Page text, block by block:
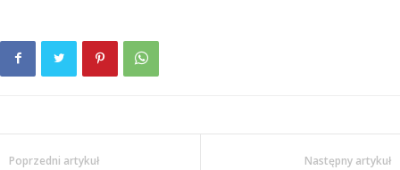
Poprzedni artykuł Następny artykuł